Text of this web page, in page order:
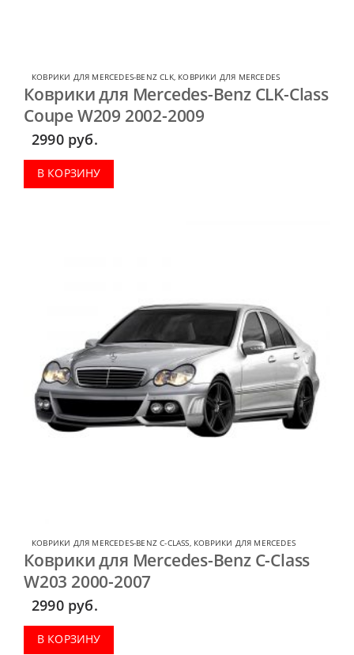
КОВРИКИ ДЛЯ MERCEDES-BENZ CLK, КОВРИКИ ДЛЯ MERCEDES
Коврики для Mercedes-Benz CLK-Class
Coupe W209 2002-2009
2990 руб.
В КОРЗИНУ
КОВРИКИ ДЛЯ MERCEDES-BENZ C-CLASS, КОВРИКИ ДЛЯ MERCEDES
Коврики для Mercedes-Benz C-Class
W203 2000-2007
2990 руб.
В КОРЗИНУ